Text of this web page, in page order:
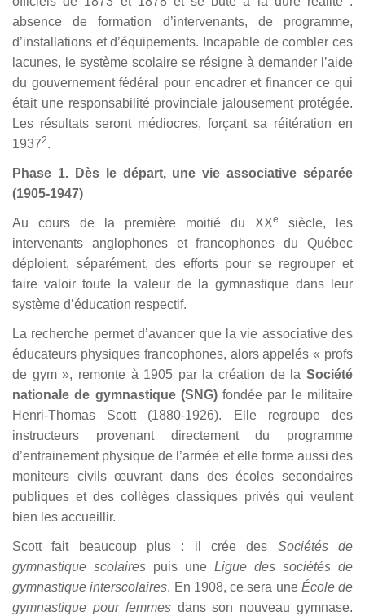
absence de formation d’intervenants, de programme,
d’installations et d’équipements. Incapable de combler ces
lacunes, le système scolaire se résigne à demander l’aide
du gouvernement fédéral pour encadrer et financer ce qui
était une responsabilité provinciale jalousement protégée.
Les résultats seront médiocres, forçant sa réitération en
19372.
Phase 1. Dès le départ, une vie associative séparée
(1905-1947)
Au cours de la première moitié du XXe
siècle, les
intervenants anglophones et francophones du Québec
déploient, séparément, des efforts pour se regrouper et
faire valoir toute la valeur de la gymnastique dans leur
système d’éducation respectif.
La recherche permet d’avancer que la vie associative des
éducateurs physiques francophones, alors appelés « profs
de gym », remonte à 1905 par la création de la Société
nationale de gymnastique (SNG)fondée par le militaire
Henri-Thomas Scott (1880-1926). Elle regroupe des
instructeurs provenant directement du programme
d’entrainement physique de l’armée et elle forme aussi des
moniteurs civils œuvrant dans des écoles secondaires
publiques et des collèges classiques privés qui veulent
bien les accueillir.
Scott fait beaucoup plus : il crée des Sociétés de
gymnastique scolaires puis une Ligue des sociétés de
gymnastique interscolaires. En 1908, ce sera une École de
gymnastique pour femmesdans son nouveau gymnase.